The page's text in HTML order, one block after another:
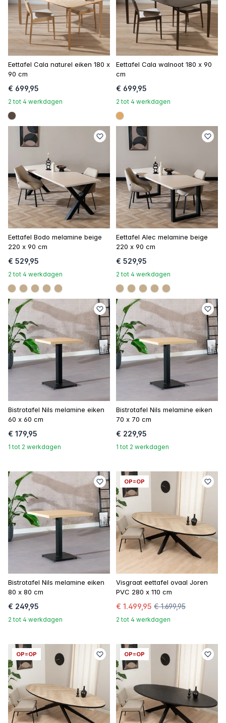
Eettafel Cala naturel eiken 180 x
90 cm
€ 699,95
2 tot 4 werkdagen
#594840
Eettafel Cala walnoot 180 x 90
cm
€ 699,95
2 tot 4 werkdagen
#dca96a
Eettafel Bodo melamine beige
220 x 90 cm
€ 529,95
2 tot 4 werkdagen
#c4ad8d
#c4ad8d
#c4ad8d
#c4ad8d
#c4ad8d
Eettafel Alec melamine beige
220 x 90 cm
€ 529,95
2 tot 4 werkdagen
#c4ad8d
#c4ad8d
#c4ad8d
#c4ad8d
#c4ad8d
Bistrotafel Nils melamine eiken
60 x 60 cm
€ 179,95
1 tot 2 werkdagen
Bistrotafel Nils melamine eiken
70 x 70 cm
€ 229,95
1 tot 2 werkdagen
Bistrotafel Nils melamine eiken
80 x 80 cm
€ 249,95
2 tot 4 werkdagen
OP=OP
Visgraat eettafel ovaal Joren
PVC 280 x 110 cm
€ 1.499,95 € 1.699,95
2 tot 4 werkdagen
OP=OP OP=OP